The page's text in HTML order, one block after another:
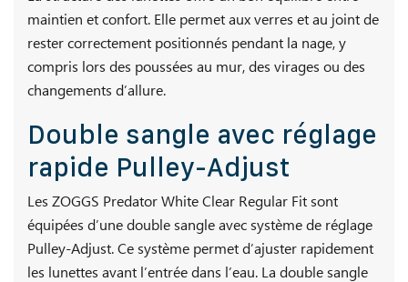
maintien et confort. Elle permet aux verres et au joint de
rester correctement positionnés pendant la nage, y
compris lors des poussées au mur, des virages ou des
changements d’allure.
Double sangle avec réglage
rapide Pulley-Adjust
Les ZOGGS Predator White Clear Regular Fit sont
équipées d’une double sangle avec système de réglage
Pulley-Adjust. Ce système permet d’ajuster rapidement
les lunettes avant l’entrée dans l’eau. La double sangle